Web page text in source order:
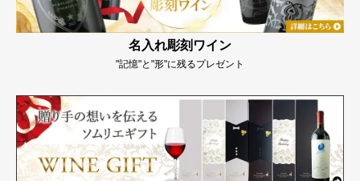
名入れ彫刻ワイン
"記憶"と"形"に残るプレゼント